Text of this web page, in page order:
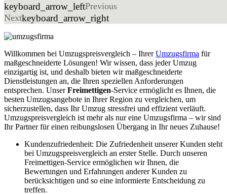
keyboard_arrow_leftPrevious
Nextkeyboard_arrow_right
Willkommen bei Umzugspreisvergleich – IhrerUmzugsfirma für
maßgeschneiderte Lösungen! Wir wissen, dass jeder Umzug
einzigartig ist, und deshalb bieten wir maßgeschneiderte
Dienstleistungen an, die Ihren speziellen Anforderungen
entsprechen. UnserFreimettigen-Service ermöglicht es Ihnen, die
besten Umzugsangebote in Ihrer Region zu vergleichen, um
sicherzustellen, dass Ihr Umzug stressfrei und effizient verläuft.
Umzugspreisvergleich ist mehr als nur eine Umzugsfirma – wir sind
Ihr Partner für einen reibungslosen Übergang in Ihr neues Zuhause!
Kundenzufriedenheit: Die Zufriedenheit unserer Kunden steht
bei Umzugspreisvergleich an erster Stelle. Durch unseren
Freimettigen-Service ermöglichen wir Ihnen, die
Bewertungen und Erfahrungen anderer Kunden zu
berücksichtigen und so eine informierte Entscheidung zu
treffen.